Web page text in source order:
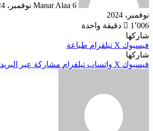
Manar Alaa 6 نوفمبر، 2024
نوفمبر، 2024
1٬006
دقيقة واحدة
شاركها
فيسبوك ‫X تيلقرام طباعة
شاركها
فيسبوك ‫X واتساب تيلقرام مشاركة عبر البريد